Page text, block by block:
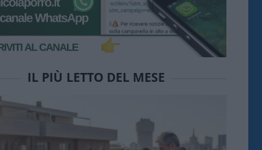
IL PIÙ LETTO DEL MESE